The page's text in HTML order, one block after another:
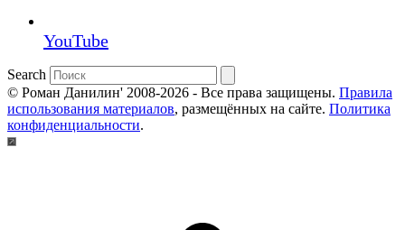
YouTube
Search
© Роман Данилин' 2008-2026 - Все права защищены. Правила
использования материалов, размещённых на сайте. Политика
конфиденциальности.